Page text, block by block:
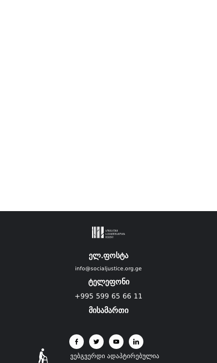
ელ.ფოსტა
info@socialjustice.org.ge
ტელეფონი
+995 599 65 66 11
მისამართი
ვებგვერდი ადაპტირებულია